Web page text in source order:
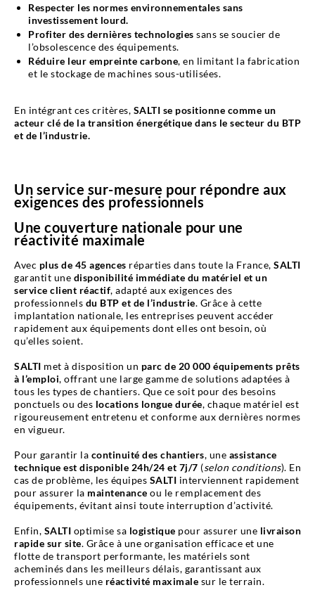
Respecter les normes environnementales sans
investissement lourd.
Profiter des dernières technologies sans se soucier de
l’obsolescence des équipements.
Réduire leur empreinte carbone, en limitant la fabrication
et le stockage de machines sous-utilisées.
En intégrant ces critères, SALTI se positionne comme un
acteur clé de la transition énergétique dans le secteur du BTP
et de l’industrie.
Un service sur-mesure pour répondre aux
exigences des professionnels
Une couverture nationale pour une
réactivité maximale
Avec plus de 45 agences réparties dans toute la France, SALTI
garantit une disponibilité immédiate du matériel et un
service client réactif, adapté aux exigences des
professionnels du BTP et de l’industrie. Grâce à cette
implantation nationale, les entreprises peuvent accéder
rapidement aux équipements dont elles ont besoin, où
qu’elles soient.
SALTI met à disposition un parc de 20 000 équipements prêts
à l’emploi, offrant une large gamme de solutions adaptées à
tous les types de chantiers. Que ce soit pour des besoins
ponctuels ou des locations longue durée, chaque matériel est
rigoureusement entretenu et conforme aux dernières normes
en vigueur.
Pour garantir la continuité des chantiers, une assistance
technique est disponible 24h/24 et 7j/7 (selon conditions). En
cas de problème, les équipes SALTI interviennent rapidement
pour assurer la maintenance ou le remplacement des
équipements, évitant ainsi toute interruption d’activité.
Enfin, SALTI optimise sa logistique pour assurer une livraison
rapide sur site. Grâce à une organisation efficace et une
flotte de transport performante, les matériels sont
acheminés dans les meilleurs délais, garantissant aux
professionnels une réactivité maximale sur le terrain.